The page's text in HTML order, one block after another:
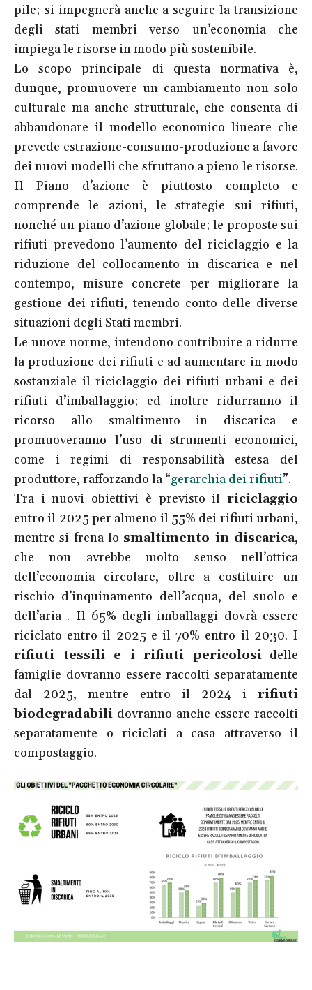
pile; si impegnerà anche a seguire la transizione
degli stati membri verso un’economia che
impiega le risorse in modo più sostenibile.
Lo scopo principale di questa normativa è,
dunque, promuovere un cambiamento non solo
culturale ma anche strutturale, che consenta di
abbandonare il modello economico lineare che
prevede estrazione-consumo-produzione a favore
dei nuovi modelli che sfruttano a pieno le risorse.
Il Piano d’azione è piuttosto completo e
comprende le azioni, le strategie sui rifiuti,
nonché un piano d’azione globale; le proposte sui
rifiuti prevedono l’aumento del riciclaggio e la
riduzione del collocamento in discarica e nel
contempo, misure concrete per migliorare la
gestione dei rifiuti, tenendo conto delle diverse
situazioni degli Stati membri.
Le nuove norme, intendono contribuire a ridurre
la produzione dei rifiuti e ad aumentare in modo
sostanziale il riciclaggio dei rifiuti urbani e dei
rifiuti d’imballaggio; ed inoltre ridurranno il
ricorso allo smaltimento in discarica e
promuoveranno l’uso di strumenti economici,
come i regimi di responsabilità estesa del
produttore, rafforzando la “gerarchia dei rifiuti”.
Tra i nuovi obiettivi è previsto il riciclaggio
entro il 2025 per almeno il 55% dei rifiuti urbani,
mentre si frena lo smaltimento in discarica,
che non avrebbe molto senso nell’ottica
dell’economia circolare, oltre a costituire un
rischio d’inquinamento dell’acqua, del suolo e
dell’aria . Il 65% degli imballaggi dovrà essere
riciclato entro il 2025 e il 70% entro il 2030. I
rifiuti tessili e i rifiuti pericolosidelle
famiglie dovranno essere raccolti separatamente
dal 2025, mentre entro il 2024 i rifiuti
biodegradabili dovranno anche essere raccolti
separatamente o riciclati a casa attraverso il
compostaggio.